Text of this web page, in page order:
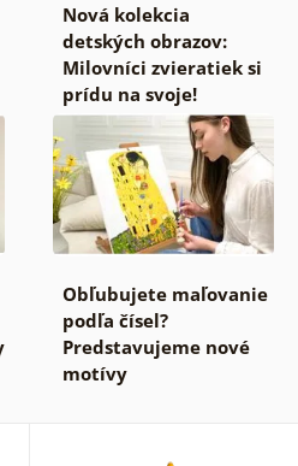
Nová kolekcia
detských obrazov:
Milovníci zvieratiek si
prídu na svoje!
Obľubujete maľovanie
podľa čísel?
Predstavujeme nové
motívy